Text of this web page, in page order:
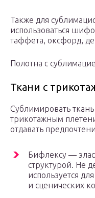
Также для
использоваться
таффета, оксфорд,
Полотна с
Ткани с
Сублимировать
трикотажным
отдавать
Бифлексу —
структурой. Не
используется
и сценических